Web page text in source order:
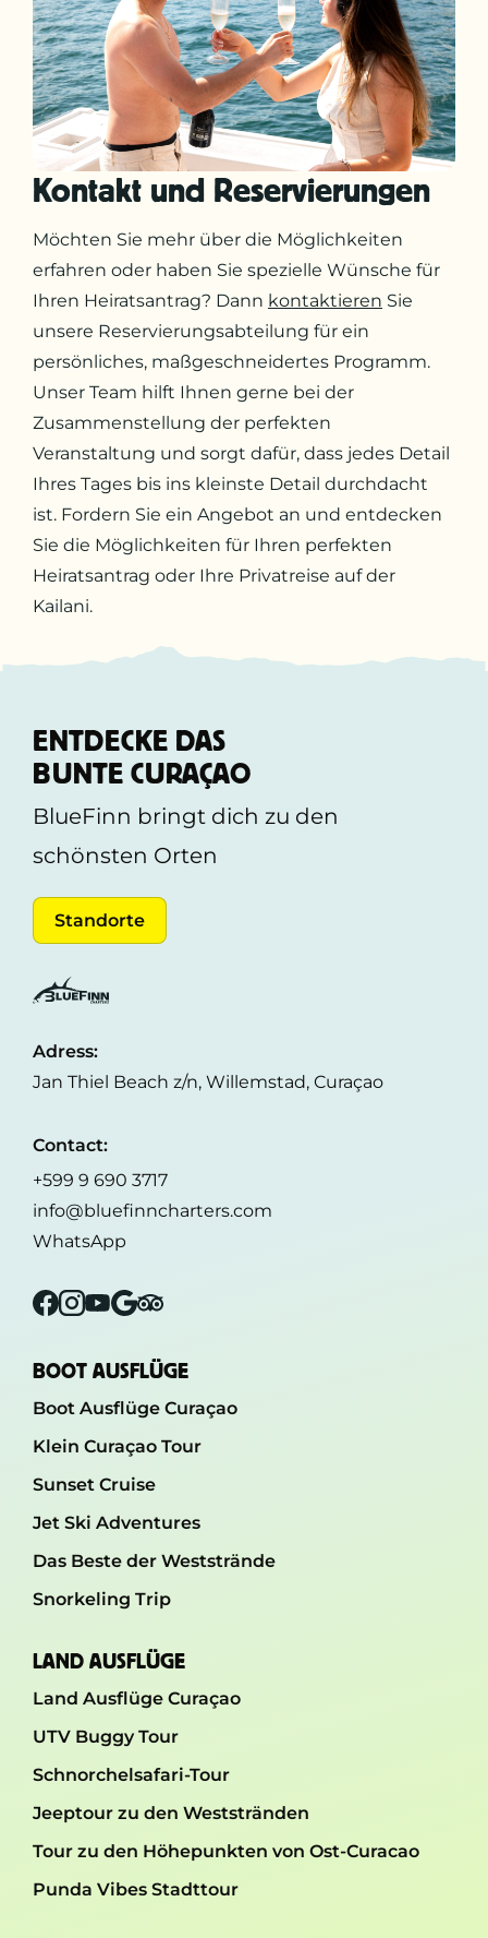
Kontakt und Reservierungen
Möchten Sie mehr über die Möglichkeiten
erfahren oder haben Sie spezielle Wünsche für
Ihren Heiratsantrag? Dann kontaktieren Sie
unsere Reservierungsabteilung für ein
persönliches, maßgeschneidertes Programm.
Unser Team hilft Ihnen gerne bei der
Zusammenstellung der perfekten
Veranstaltung und sorgt dafür, dass jedes Detail
Ihres Tages bis ins kleinste Detail durchdacht
ist. Fordern Sie ein Angebot an und entdecken
Sie die Möglichkeiten für Ihren perfekten
Heiratsantrag oder Ihre Privatreise auf der
Kailani.
ENTDECKE DAS
BUNTE CURAÇAO
BlueFinn bringt dich zu den
schönsten Orten
Standorte
Adress:
Jan Thiel Beach z/n, Willemstad, Curaçao
Contact:
+599 9 690 3717
info@bluefinncharters.com
WhatsApp
Facebook
Instagram
YouTube
GoogleTripadvisor
BOOT AUSFLÜGE
Boot Ausflüge Curaçao
Klein Curaçao Tour
Sunset Cruise
Jet Ski Adventures
Das Beste der Weststrände
Snorkeling Trip
LAND AUSFLÜGE
Land Ausflüge Curaçao
UTV Buggy Tour
Schnorchelsafari-Tour
Jeeptour zu den Weststränden
Tour zu den Höhepunkten von Ost-Curacao
Punda Vibes Stadttour